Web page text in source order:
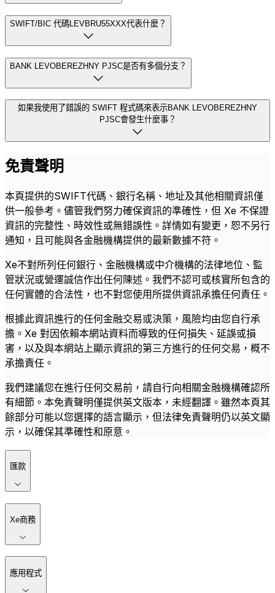
SWIFT/BIC 代碼LEVBRU55XXX代表什麼？
BANK LEVOBEREZHNY PJSC是否有多個分支？
如果我使用了錯誤的 SWIFT 程式碼來表示BANK LEVOBEREZHNY
PJSC會發生什麼事？
免責聲明
本頁提供的SWIFT代碼、銀行名稱、地址及其他相關資訊僅
供一般參考。儘管我們努力確保資訊的準確性，但 Xe 不保證
資訊的完整性、時效性或無錯誤性。詳情如有變更，恕不另行
通知，且可能與各金融機構提供的最新數據不符。
Xe不對所列任何銀行、金融機構或中介機構的法律地位、監
管狀況或營運誠信作出任何陳述。我們不認可或核實所包含的
任何實體的合法性，也不對您使用所提供資訊承擔任何責任。
根據此資訊進行的任何金融交易或決策，風險均由您自行承
擔。Xe 對因依賴本網站資料而導致的任何損失、延誤或損
害，以及與本網站上顯示資訊的第三方進行的任何交易，概不
承擔責任。
我們建議您在進行任何交易前，請自行向相關金融機構確認所
有細節。本免責聲明僅提供英文版本，未經翻譯。雖然本頁其
餘部分可能以您選擇的語言顯示，但法律免責聲明仍以英文顯
示，以確保其準確性和原意。
匯款
Xe商務
應用程式